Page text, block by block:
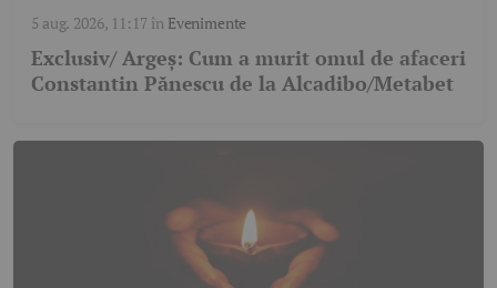
5 aug. 2026, 11:17în Evenimente
Exclusiv/ Argeș: Cum a murit omul de afaceri
Constantin Pănescu de la Alcadibo/Metabet